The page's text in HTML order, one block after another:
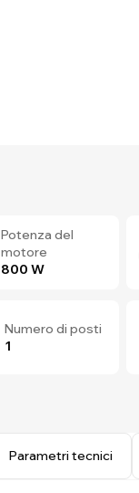
Potenza del
motore
800 W
Numero di posti
1
Parametri tecnici